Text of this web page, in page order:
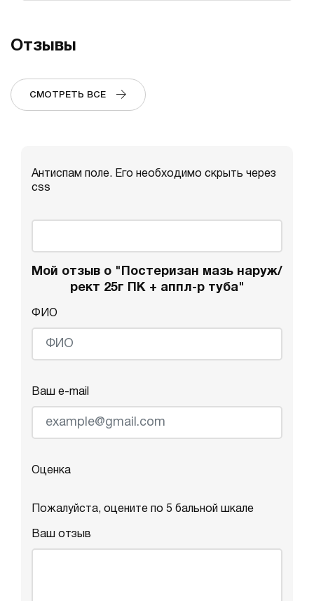
Отзывы
СМОТРЕТЬ ВСЕ
Антиспам поле. Его необходимо скрыть через
css
Мой отзыв о "Постеризан мазь наруж/
рект 25г ПК + аппл-р туба"
ФИО
Ваш e-mail
Оценка
Пожалуйста, оцените по 5 бальной шкале
Ваш отзыв